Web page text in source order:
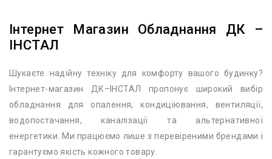
Інтернет Магазин Обладнання ДК –
ІНСТАЛ
Шукаєте надійну техніку для комфорту вашого будинку?
Інтернет-магазин ДК–ІНСТАЛ пропонує широкий вибір
обладнання для опалення, кондиціювання, вентиляції,
водопостачання, каналізації та альтернативної
енергетики. Ми працюємо лише з перевіреними брендами і
гарантуємо якість кожного товару.